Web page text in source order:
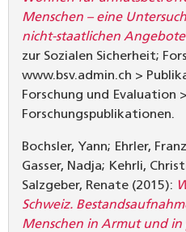
Menschen – eine
nicht-staatlichen
zur Sozialen Sicherheit;
www.bsv.admin.ch >
Forschung und Evaluation >
Forschungspublikationen.
Bochsler, Yann; Ehrler,
Gasser, Nadja; Kehrli,
Salzgeber, Renate (2015):
Schweiz.
Menschen in Armut und